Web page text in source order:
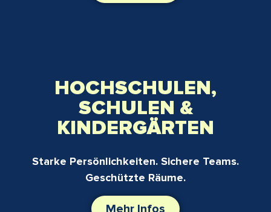
HOCHSCHULEN,
SCHULEN &
KINDERGÄRTEN
Starke Persönlichkeiten. Sichere Teams.
Geschützte Räume.
Mehr Infos